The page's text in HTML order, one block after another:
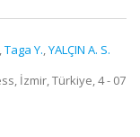
,Taga Y.,YALÇIN A. S.
İzmir, Türkiye, 4 - 07